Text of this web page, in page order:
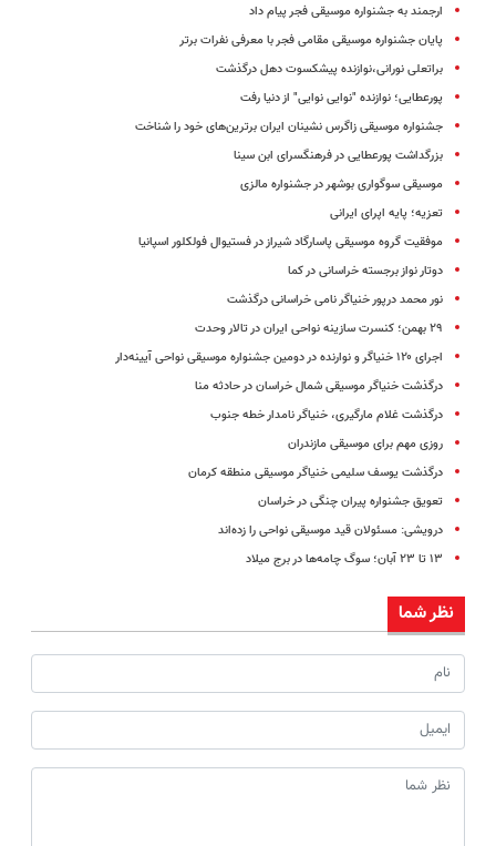
ارجمند به جشنواره موسیقی فجر پیام داد
پایان جشنواره موسیقی مقامی فجر با معرفی نفرات برتر
براتعلی نورانی،نوازنده پیشکسوت دهل درگذشت
پورعطایی؛ نوازنده "نوایی نوایی" از دنیا رفت
جشنواره موسیقی زاگرس نشینان ایران برترین‌های خود را شناخت
بزرگداشت پورعطایی در فرهنگسرای ابن سینا
موسیقی سوگواری بوشهر در جشنواره مالزی
تعزیه؛ پایه اپرای ایرانی
موفقیت گروه موسیقی پاسارگاد شیراز در فستیوال فولکلور اسپانیا
دوتار نواز برجسته خراسانی در کما
نور محمد درپور خنیاگر نامی خراسانی درگذشت
۲۹ بهمن؛ کنسرت سازینه نواحی ایران در تالار وحدت
اجرای ۱۲۰ خنیاگر و نوارنده در دومین جشنواره‌ موسیقی نواحی آیینه‌دار
درگذشت خنیاگر موسیقی شمال خراسان در حادثه منا
درگذشت غلام مارگیری، خنیاگر نامدار خطه جنوب
روزی مهم برای موسیقی مازندران
درگذشت یوسف سلیمی خنیاگر موسیقی منطقه کرمان
تعویق جشنواره پیران چنگی در خراسان
درویشی: مسئولان قید موسیقی نواحی را زده‌اند
۱۳ تا ۲۳ آبان؛ سوگ چامه‌ها در برج میلاد
نظر شما